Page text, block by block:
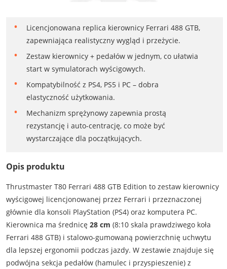
Licencjonowana replica kierownicy Ferrari 488 GTB,
zapewniająca realistyczny wygląd i przeżycie.
Zestaw kierownicy + pedałów w jednym, co ułatwia
start w symulatorach wyścigowych.
Kompatybilność z PS4, PS5 i PC – dobra
elastyczność użytkowania.
Mechanizm sprężynowy zapewnia prostą
rezystancję i auto-centrację, co może być
wystarczające dla początkujących.
Opis produktu
Thrustmaster T80 Ferrari 488 GTB Edition to zestaw kierownicy
wyścigowej licencjonowanej przez Ferrari i przeznaczonej
głównie dla konsoli PlayStation (PS4) oraz komputera PC.
Kierownica ma średnicę 28 cm (8:10 skala prawdziwego koła
Ferrari 488 GTB) i stalowo-gumowaną powierzchnię uchwytu
dla lepszej ergonomii podczas jazdy. W zestawie znajduje się
podwójna sekcja pedałów (hamulec i przyspieszenie) z